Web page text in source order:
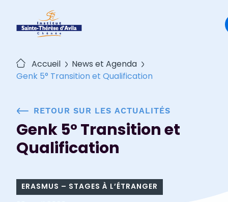
contenu
Accueil
News et Agenda
Genk 5° Transition et Qualification
RETOUR SUR LES ACTUALITÉS
Genk 5° Transition et
Qualification
ERASMUS – STAGES À L’ÉTRANGER